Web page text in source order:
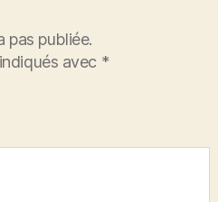
pas publiée.
avec *